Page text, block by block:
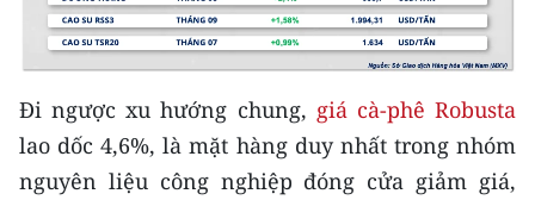
Media Giáo dục
Media Y tế
Media Khoa học - Công nghệ
Media Môi trường
Đi ngược xu hướng chung, giá cà-phê Robusta
lao dốc 4,6%, là mặt hàng duy nhất trong nhóm
nguyên liệu công nghiệp đóng cửa giảm giá,